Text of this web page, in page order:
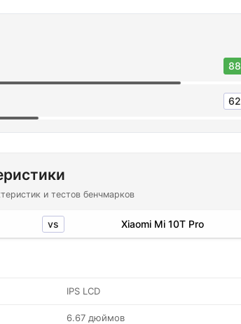
88
62
и тестов бенчмарков
vs Xiaomi Mi 10T Pro
IPS LCD
6.67 дюймов